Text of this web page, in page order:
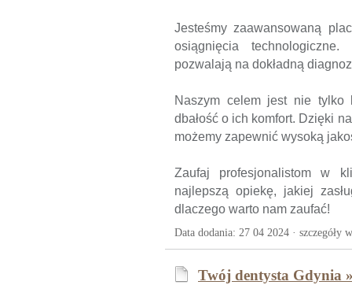
Jesteśmy zaawansowaną
osiągnięcia
pozwalają na dokładną
Naszym celem jest nie tylko
dbałość o ich komfort. Dzięki
możemy zapewnić wysoką
Zaufaj profesjonalistom w
najlepszą opiekę, jakiej
dlaczego warto nam zaufać!
Data dodania: 27 04 2024 · szczegóły
Twój dentysta Gdynia